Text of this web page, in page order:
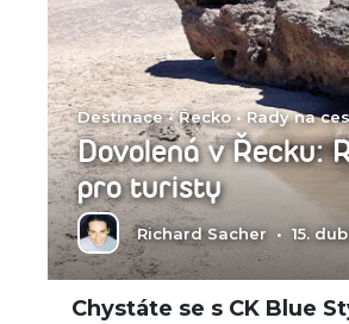
Destinace•Řecko•Rady na
Dovolená v Řecku:
pro turisty
Richard Sacher • 15.
Chystáte se s CK Blue